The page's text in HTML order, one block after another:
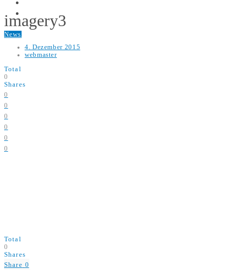
News
imagery3
4. Dezember 2015
webmaster
Total
0
Shares
0
0
0
0
0
0
Total
0
Shares
Share 0